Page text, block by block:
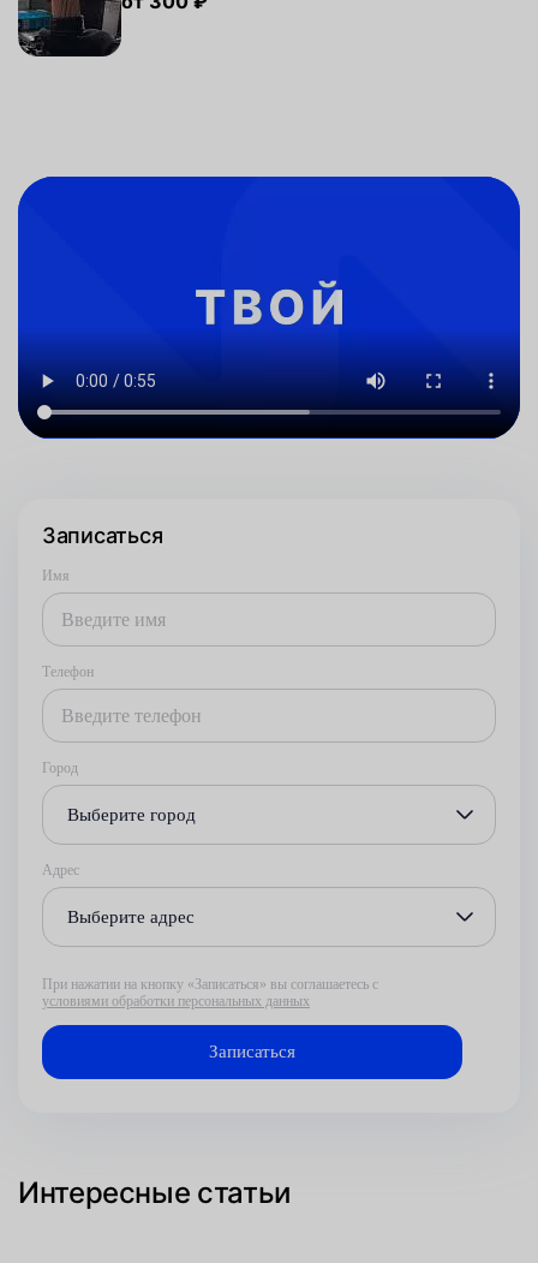
Записаться
Имя
Телефон
Город
Выберите город
Адрес
Выберите адрес
При нажатии на кнопку «Записаться» вы соглашаетесь с
условиями обработки персональных данных
Интересные статьи